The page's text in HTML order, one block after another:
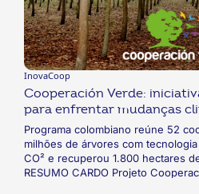
InovaCoop
Cooperación Verde:
para enfrentar mudanças
Programa colombiano reúne 52
milhões de árvores com
CO² e recuperou 1.800 hectares
RESUMO CARDO Projeto